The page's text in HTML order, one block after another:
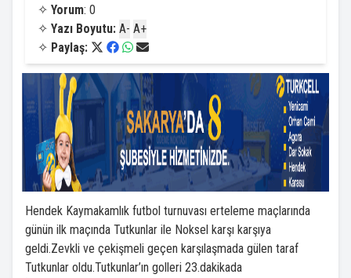
✧ Yorum: 0
✧ Yazı Boyutu: A- A+
✧ Paylaş:
Hendek Kaymakamlık futbol turnuvası erteleme maçlarında
günün ilk maçında Tutkunlar ile Noksel karşı karşıya
geldi.Zevkli ve çekişmeli geçen karşılaşmada gülen taraf
Tutkunlar oldu.Tutkunlar’ın golleri 23.dakikada